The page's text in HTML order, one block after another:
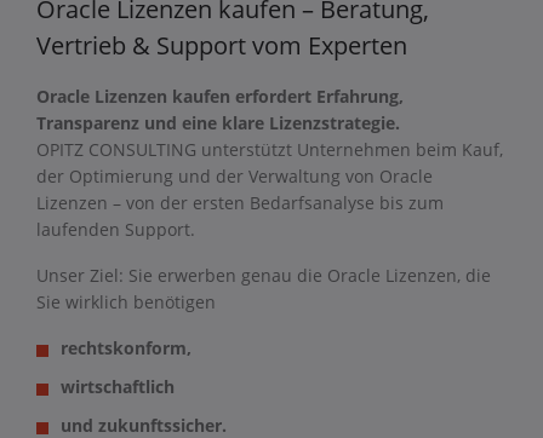
Oracle Lizenzen kaufen – Beratung,
Vertrieb & Support vom Experten
Oracle Lizenzen kaufen erfordert Erfahrung,
Transparenz und eine klare Lizenzstrategie.
OPITZ CONSULTING unterstützt Unternehmen beim Kauf,
der Optimierung und der Verwaltung von Oracle
Lizenzen – von der ersten Bedarfsanalyse bis zum
laufenden Support.
Unser Ziel: Sie erwerben genau die Oracle Lizenzen, die
Sie wirklich benötigen
rechtskonform,
wirtschaftlich
und zukunftssicher.